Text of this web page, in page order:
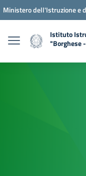
Ministero dell'Istruzione e
Istituto
"Borghese